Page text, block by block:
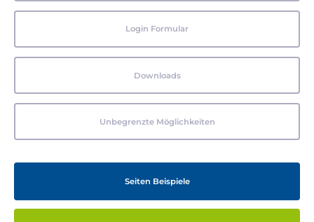
Login Formular
Downloads
Unbegrenzte Möglichkeiten
Seiten Beispiele